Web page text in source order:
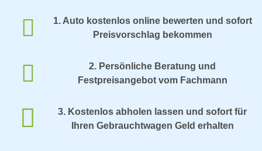
1. Auto kostenlos online bewerten und sofort
Preisvorschlag bekommen
2. Persönliche Beratung und
Festpreisangebot vom Fachmann
3. Kostenlos abholen lassen und sofort für
Ihren Gebrauchtwagen Geld erhalten